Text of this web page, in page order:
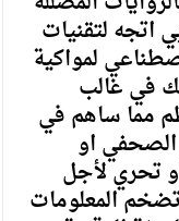
اتجه لتقنيات
لمواكية
في غالب
مما ساهم في
او
تحري لأجل
المعلومات